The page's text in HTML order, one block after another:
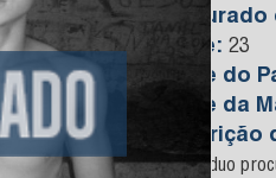
Idade: 23
Nome do
Nome da
Descrição
O indivíduo